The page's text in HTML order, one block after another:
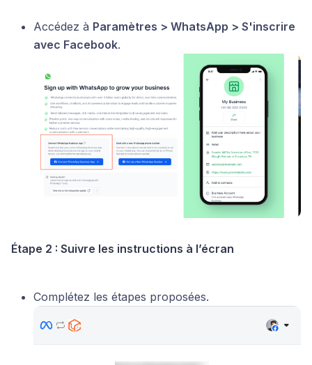
Accédez à Paramètres > WhatsApp > S'inscrire
avec Facebook.
Étape 2 : Suivre les instructions à l’écran
Complétez les étapes proposées.